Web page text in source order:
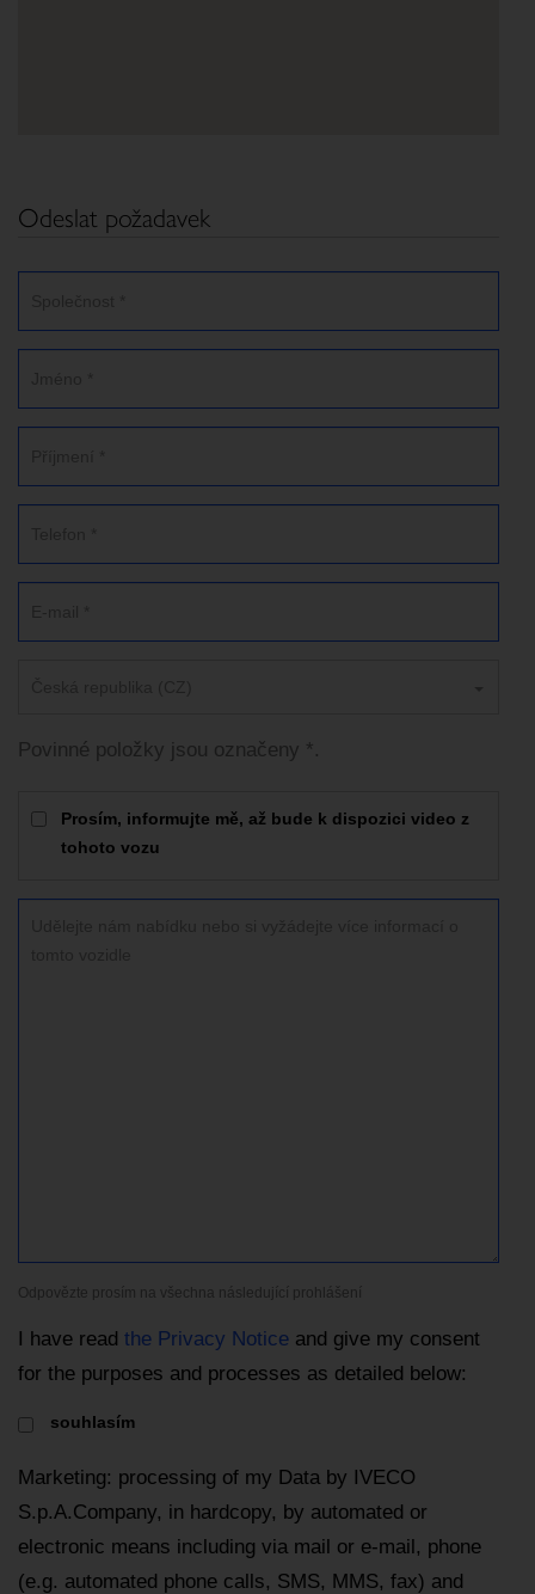
Odeslat požadavek
Povinné položky jsou označeny *.
Prosím, informujte mě, až bude k dispozici video z
tohoto vozu
Odpovězte prosím na všechna následující prohlášení
I have read the Privacy Notice and give my consent
for the purposes and processes as detailed below:
souhlasím
Marketing: processing of my Data by IVECO
S.p.A.Company, in hardcopy, by automated or
electronic means including via mail or e-mail, phone
(e.g. automated phone calls, SMS, MMS, fax) and